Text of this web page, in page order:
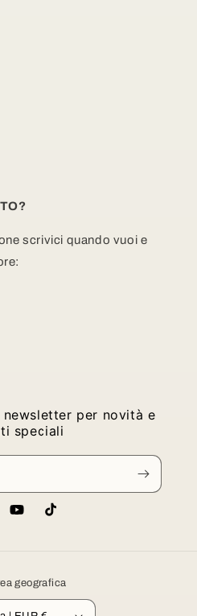
scrivici quando vuoi e
per novità e
speciali
YouTubeTikTok
geografica